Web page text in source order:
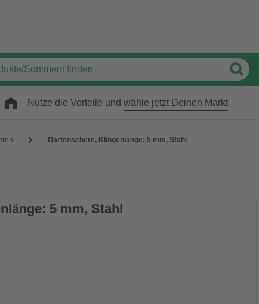
Nutze die Vorteile und wähle jetzt Deinen Markt
Gartenschere, Klingenlänge: 5 mm, Stahl
5 mm, Stahl